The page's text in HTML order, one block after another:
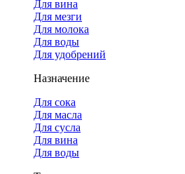
Для вина
Для мезги
Для молока
Для воды
Для удобрений
Назначение
Для сока
Для масла
Для сусла
Для вина
Для воды